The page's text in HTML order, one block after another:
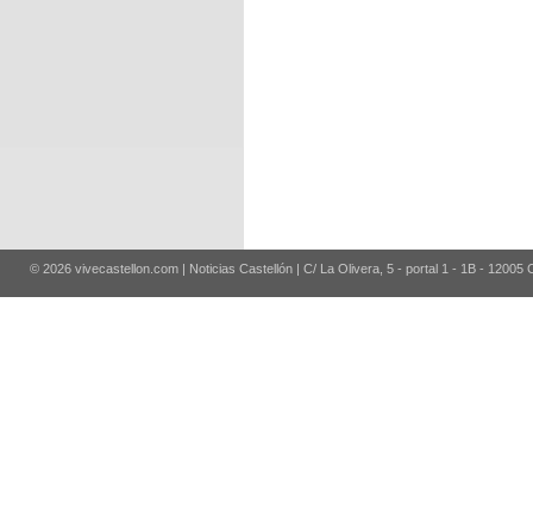
© 2026 vivecastellon.com | Noticias Castellón | C/ La Olivera, 5 - portal 1 - 1B - 12005